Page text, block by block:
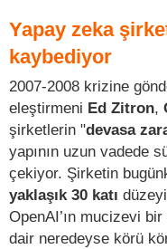
Yapay zeka
kaybediyor
2007-2008 krizine
eleştirmeni Ed Zitron,
şirketlerin "devasa
yapının uzun vadede
çekiyor. Şirketin
yaklaşık 30 katı
OpenAI’ın mucizevi
dair neredeyse körü